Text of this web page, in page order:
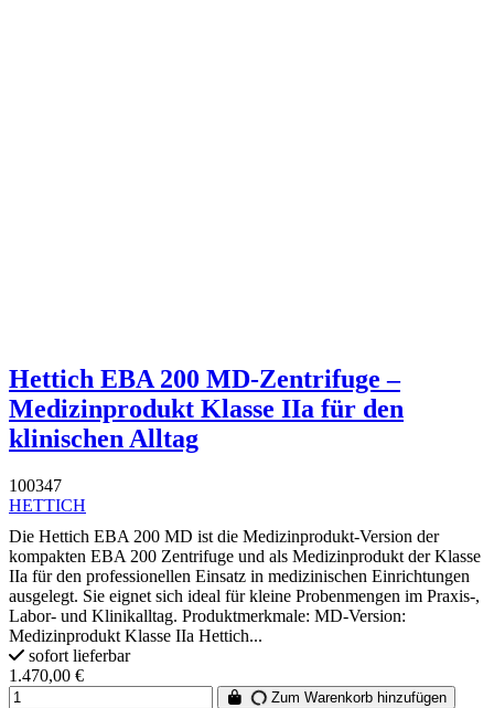
Hettich EBA 200 MD-Zentrifuge –
Medizinprodukt Klasse IIa für den
klinischen Alltag
100347
HETTICH
Die Hettich EBA 200 MD ist die Medizinprodukt-Version der
kompakten EBA 200 Zentrifuge und als Medizinprodukt der Klasse
IIa für den professionellen Einsatz in medizinischen Einrichtungen
ausgelegt. Sie eignet sich ideal für kleine Probenmengen im Praxis-,
Labor- und Klinikalltag. Produktmerkmale: MD-Version:
Medizinprodukt Klasse IIa Hettich...
sofort lieferbar
1.470,00 €
Zum Warenkorb hinzufügen